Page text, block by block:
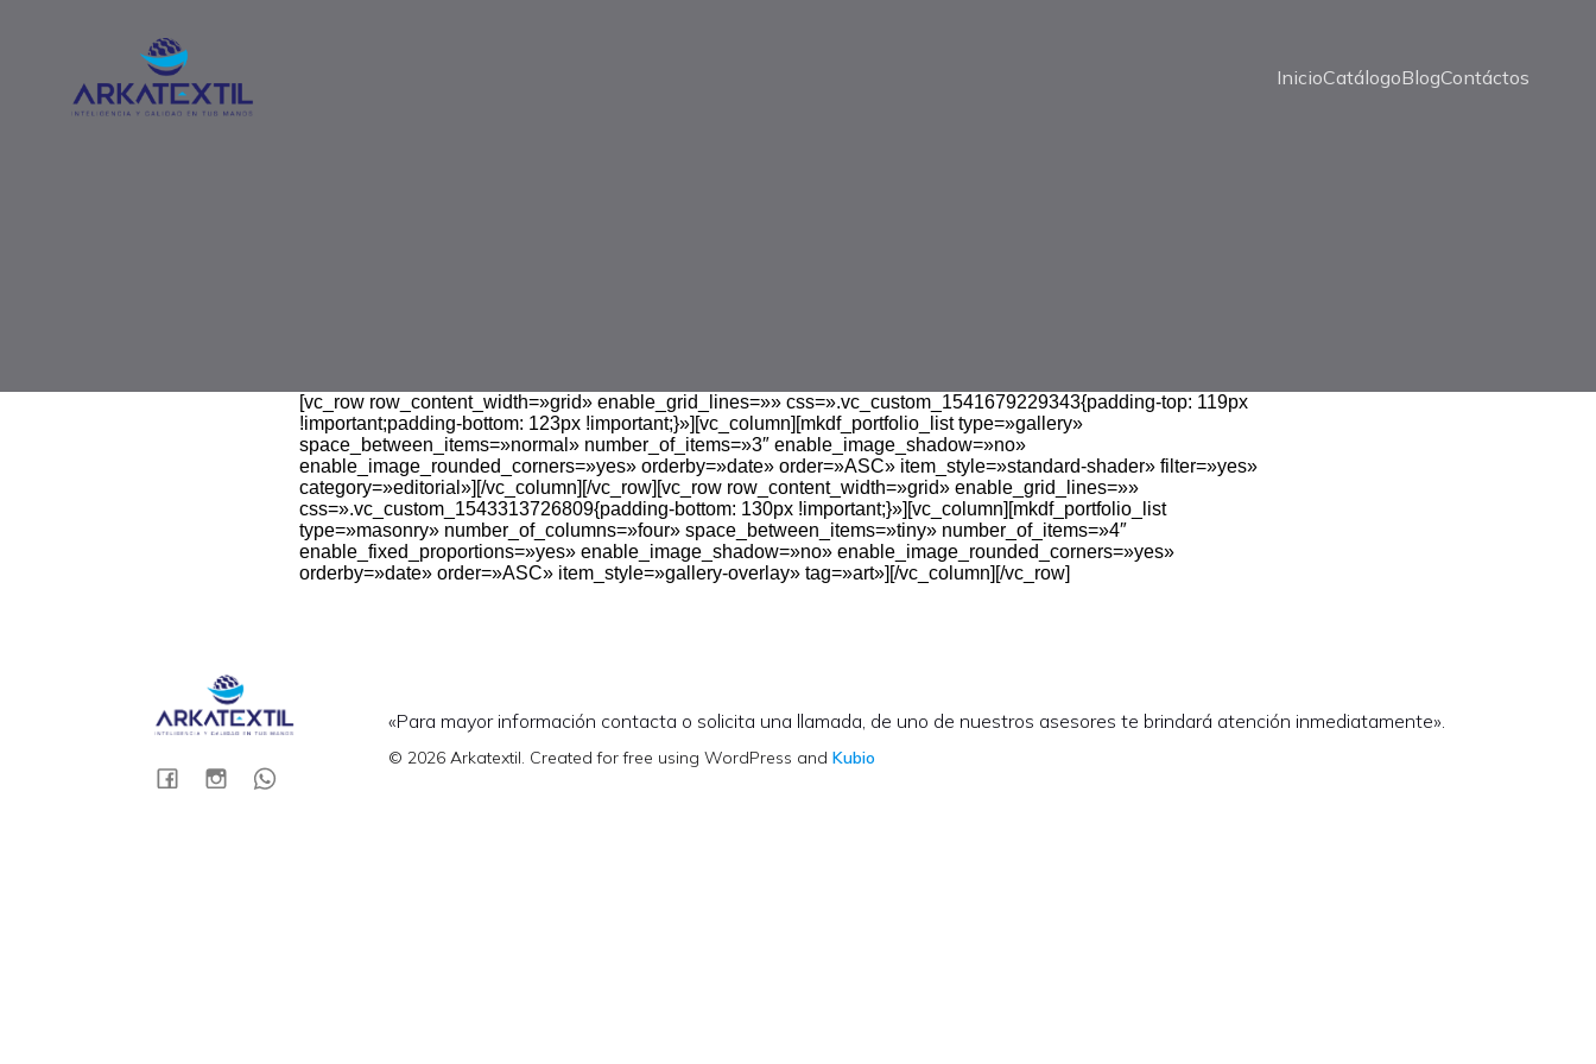
InicioCatálogoBlogContáctos
[vc_row row_content_width=»grid» enable_grid_lines=»» css=».vc_custom_1541679229343{padding-top: 119px
!important;padding-bottom: 123px !important;}»][vc_column][mkdf_portfolio_list type=»gallery»
space_between_items=»normal» number_of_items=»3″ enable_image_shadow=»no»
enable_image_rounded_corners=»yes» orderby=»date» order=»ASC» item_style=»standard-shader» filter=»yes»
category=»editorial»][/vc_column][/vc_row][vc_row row_content_width=»grid» enable_grid_lines=»»
css=».vc_custom_1543313726809{padding-bottom: 130px !important;}»][vc_column][mkdf_portfolio_list
type=»masonry» number_of_columns=»four» space_between_items=»tiny» number_of_items=»4″
enable_fixed_proportions=»yes» enable_image_shadow=»no» enable_image_rounded_corners=»yes»
orderby=»date» order=»ASC» item_style=»gallery-overlay» tag=»art»][/vc_column][/vc_row]
«Para mayor información contacta o solicita una llamada, de uno de nuestros asesores te brindará atención inmediatamente».
© 2026 Arkatextil. Created for free using WordPress andKubio